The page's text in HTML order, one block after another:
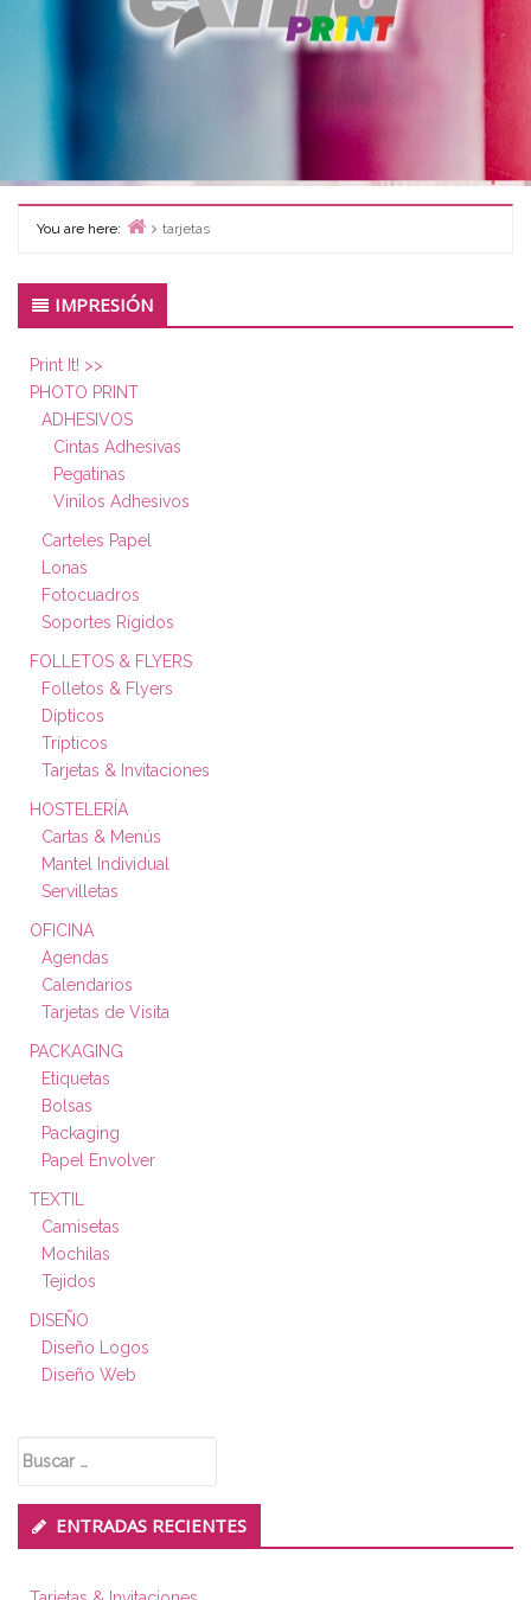
You are here:
tarjetas
Primary
Sidebar
IMPRESIÓN
Print It! >>
PHOTO PRINT
ADHESIVOS
Cintas Adhesivas
Pegatinas
Vinilos Adhesivos
Carteles Papel
Lonas
Fotocuadros
Soportes Rígidos
FOLLETOS & FLYERS
Folletos & Flyers
Dípticos
Trípticos
Tarjetas & Invitaciones
HOSTELERÍA
Cartas & Menús
Mantel Individual
Servilletas
OFICINA
Agendas
Calendarios
Tarjetas de Visita
PACKAGING
Etiquetas
Bolsas
Packaging
Papel Envolver
TEXTIL
Camisetas
Mochilas
Tejidos
DISEÑO
Diseño Logos
Diseño Web
ENTRADAS RECIENTES